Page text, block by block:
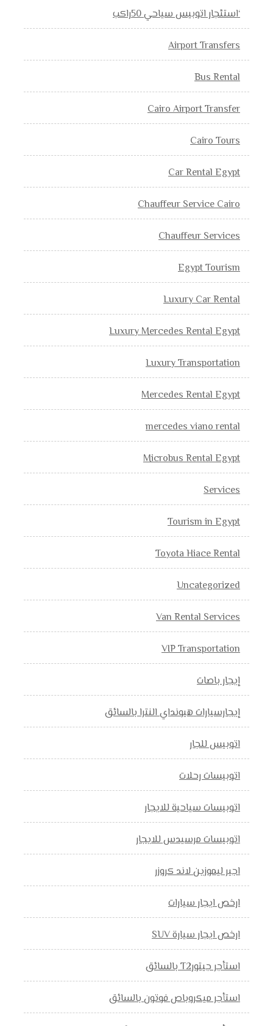
‘استئجار اتوبيس سياحي 50راكب
Airport Transfers
Bus Rental
Cairo Airport Transfer
Cairo Tours
Car Rental Egypt
Chauffeur Service Cairo
Chauffeur Services
Egypt Tourism
Luxury Car Rental
Luxury Mercedes Rental Egypt
Luxury Transportation
Mercedes Rental Egypt
mercedes viano rental
Microbus Rental Egypt
Services
Tourism in Egypt
Toyota Hiace Rental
Uncategorized
Van Rental Services
VIP Transportation
إيجار باصات
إيجارسيارات هيونداي النترا بالسائق
اتوبيس للجار
اتوبيسات رحلات
اتوبيسات سياحية للايجار
اتوبيسات مرسيدس للايجار
اجير ليموزين لاند كروزر
ارخص ايجار سيارات
ارخص ايجار سيارة SUV
استأجر جيتورT2 بالسائق
استأجر ميكروباص فوتون بالسائق